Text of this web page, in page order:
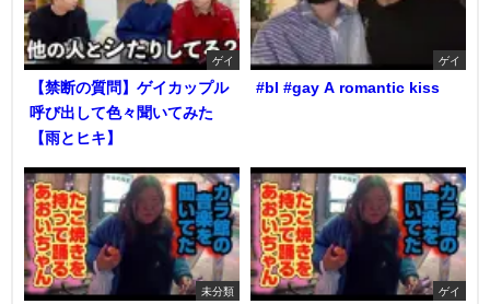
ゲイ
【禁断の質問】ゲイカップル
呼び出して色々聞いてみた
【雨とヒキ】
ゲイ
#bl #gay A romantic kiss
未分類 ゲイ